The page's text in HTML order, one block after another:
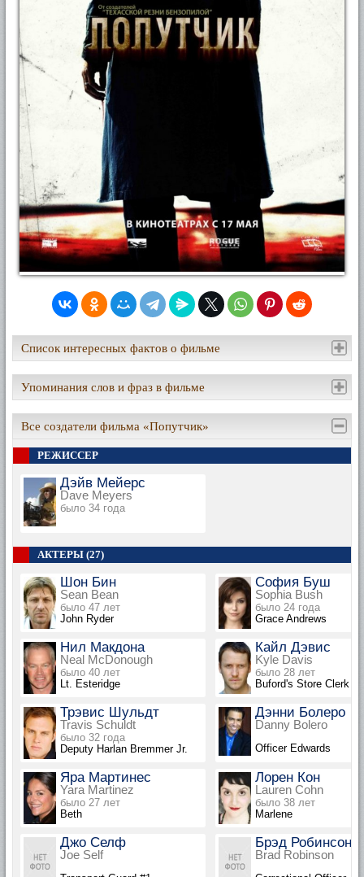
Список интересных фактов о фильме
Упоминания слов и фраз в фильме
Все создатели фильма «Попутчик»
РЕЖИССЕР
Дэйв Мейерс
Dave Meyers
было 34 года
АКТЕРЫ (27)
Шон Бин
Sean Bean
было 47 лет
John Ryder
София Буш
Sophia Bush
было 24 года
Grace Andrews
Нил Макдона
Neal McDonough
было 40 лет
Lt. Esteridge
Кайл Дэвис
Kyle Davis
было 28 лет
Buford's Store Clerk
Трэвис Шульдт
Travis Schuldt
было 32 года
Deputy Harlan Bremmer Jr.
Дэнни Болеро
Danny Bolero
Officer Edwards
Яра Мартинес
Yara Martinez
было 27 лет
Beth
Лорен Кон
Lauren Cohn
было 38 лет
Marlene
Джо Селф
Joe Self
Брэд Робинсон
Brad Robinson